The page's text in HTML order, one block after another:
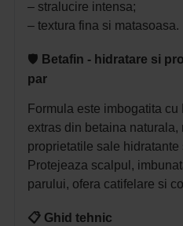
– stralucire intensa;
– textura fina si matasoasa.
🛡️ Betafin - hidratare si
par
Formula este imbogatita
extras din betaina naturala,
proprietatile sale hidratante
Protejeaza scalpul,
parului, ofera catifelare si
📋 Ghid tehnic